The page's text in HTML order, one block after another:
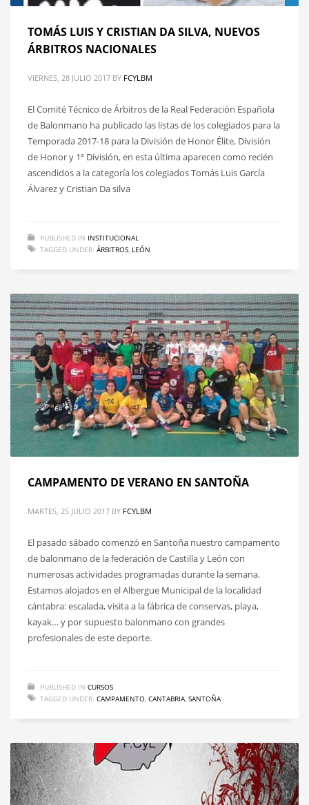
TOMÁS LUIS Y CRISTIAN DA SILVA, NUEVOS
ÁRBITROS NACIONALES
VIERNES, 28 JULIO 2017 BY FCYLBM
El Comité Técnico de Árbitros de la Real Federación Española
de Balonmano ha publicado las listas de los colegiados para la
Temporada 2017-18 para la División de Honor Élite, División
de Honor y 1ª División, en esta última aparecen como recién
ascendidos a la categoría los colegiados Tomás Luis García
Álvarez y Cristian Da silva
PUBLISHED IN INSTITUCIONAL
TAGGED UNDER: ÁRBITROS LEÓN
CAMPAMENTO DE VERANO EN SANTOÑA
MARTES, 25 JULIO 2017 BY FCYLBM
El pasado sábado comenzó en Santoña nuestro campamento
de balonmano de la federación de Castilla y León con
numerosas actividades programadas durante la semana.
Estamos alojados en el Albergue Municipal de la localidad
cántabra: escalada, visita a la fábrica de conservas, playa,
kayak… y por supuesto balonmano con grandes
profesionales de este deporte.
PUBLISHED IN CURSOS
TAGGED UNDER: CAMPAMENTO CANTABRIA SANTOÑA